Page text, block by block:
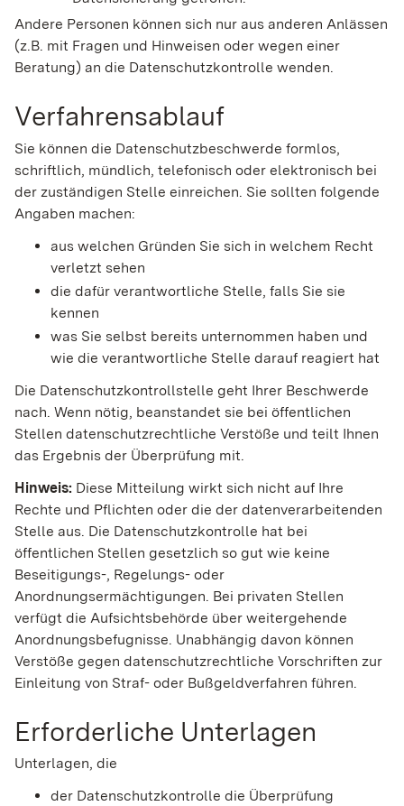
Andere Personen können sich nur aus anderen Anlässen
(z.B. mit Fragen und Hinweisen oder wegen einer
Beratung) an die Datenschutzkontrolle wenden.
Verfahrensablauf
Sie können die Datenschutzbeschwerde formlos,
schriftlich, mündlich, telefonisch oder elektronisch bei
der zuständigen Stelle einreichen. Sie sollten folgende
Angaben machen:
aus welchen Gründen Sie sich in welchem Recht
verletzt sehen
die dafür verantwortliche Stelle, falls Sie sie
kennen
was Sie selbst bereits unternommen haben und
wie die verantwortliche Stelle darauf reagiert hat
Die Datenschutzkontrollstelle geht Ihrer Beschwerde
nach. Wenn nötig, beanstandet sie bei öffentlichen
Stellen datenschutzrechtliche Verstöße und teilt Ihnen
das Ergebnis der Überprüfung mit.
Hinweis: Diese Mitteilung wirkt sich nicht auf Ihre
Rechte und Pflichten oder die der datenverarbeitenden
Stelle aus. Die Datenschutzkontrolle hat bei
öffentlichen Stellen gesetzlich so gut wie keine
Beseitigungs-, Regelungs- oder
Anordnungsermächtigungen. Bei privaten Stellen
verfügt die Aufsichtsbehörde über weitergehende
Anordnungsbefugnisse. Unabhängig davon können
Verstöße gegen datenschutzrechtliche Vorschriften zur
Einleitung von Straf- oder Bußgeldverfahren führen.
Erforderliche Unterlagen
Unterlagen, die
der Datenschutzkontrolle die Überprüfung